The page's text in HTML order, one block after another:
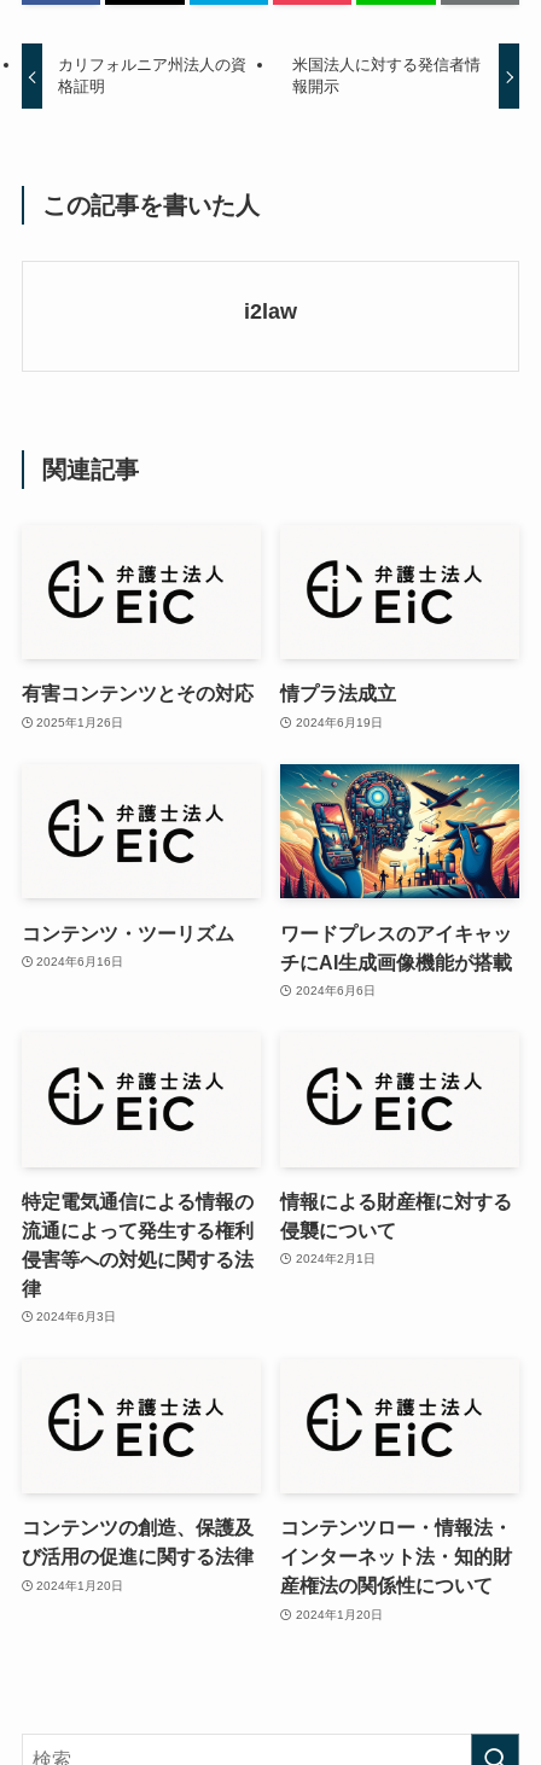
カリフォルニア州法人の資
格証明
米国法人に対する発信者情
報開示
この記事を書いた人
i2law
関連記事
有害コンテンツとその対応
2025年1月26日
情プラ法成立
2024年6月19日
コンテンツ・ツーリズム
2024年6月16日
ワードプレスのアイキャッ
チにAI生成画像機能が搭載
2024年6月6日
特定電気通信による情報の
流通によって発生する権利
侵害等への対処に関する法
律
2024年6月3日
情報による財産権に対する
侵襲について
2024年2月1日
コンテンツの創造、保護及
び活用の促進に関する法律
2024年1月20日
コンテンツロー・情報法・
インターネット法・知的財
産権法の関係性について
2024年1月20日